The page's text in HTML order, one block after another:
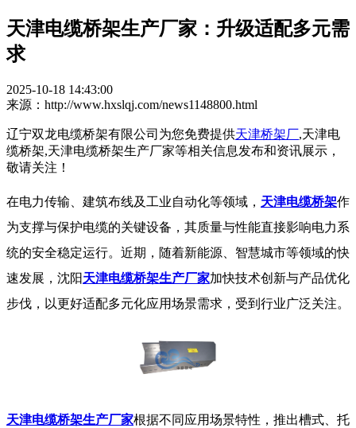
天津电缆桥架生产厂家：升级适配多元需
求
2025-10-18 14:43:00
来源：http://www.hxslqj.com/news1148800.html
辽宁双龙电缆桥架有限公司为您免费提供天津桥架厂,天津电
缆桥架,天津电缆桥架生产厂家等相关信息发布和资讯展示，
敬请关注！
在电力传输、建筑布线及工业自动化等领域， 天津电缆桥架作
为支撑与保护电缆的关键设备，其质量与性能直接影响电力系
统的安全稳定运行。近期，随着新能源、智慧城市等领域的快
速发展，沈阳天津电缆桥架生产厂家加快技术创新与产品优化
步伐，以更好适配多元化应用场景需求，受到行业广泛关注。
天津电缆桥架生产厂家根据不同应用场景特性，推出槽式、托